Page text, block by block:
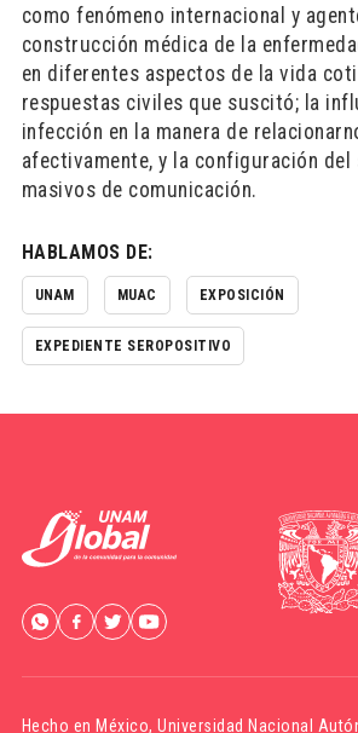
como fenómeno internacional y
construcción médica de la
en diferentes aspectos de la vida
respuestas civiles que suscitó; la
infección en la manera de
afectivamente, y la configuración del
masivos de comunicación.
HABLAMOS DE:
UNAM MUAC EXPOSICIÓN
EXPEDIENTE SEROPOSITIVO
Hecho en México,Universidad Nacional